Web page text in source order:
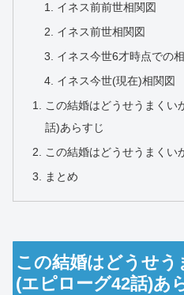
イネス前前世相関図
イネス前世相関図
イネス今世6才時点での
イネス今世(現在)相関図
この結婚はどうせうまくい
話)あらすじ
この結婚はどうせうまくい
まとめ
この結婚はどうせ
(エピローグ42話)あ